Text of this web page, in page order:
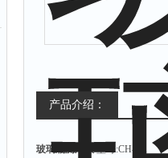
产品介绍：
玻璃瓶测厚仪型号:CH-1A